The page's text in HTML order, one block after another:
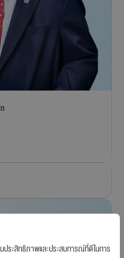
บางกอกแอร์เวย์ส
ประสิทธิภาพและประสบการณ์ที่ดีในการ